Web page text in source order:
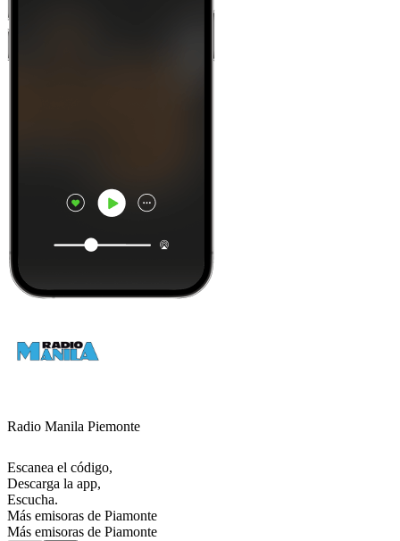
Radio Manila Piemonte
Escanea el código,
Descarga la app,
Escucha.
Más emisoras de Piamonte
Más emisoras de Piamonte